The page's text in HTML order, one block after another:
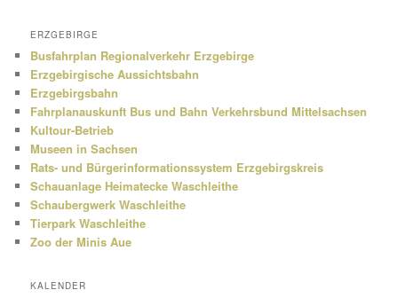
ERZGEBIRGE
Busfahrplan Regionalverkehr Erzgebirge
Erzgebirgische Aussichtsbahn
Erzgebirgsbahn
Fahrplanauskunft Bus und Bahn Verkehrsbund Mittelsachsen
Kultour-Betrieb
Museen in Sachsen
Rats- und Bürgerinformationssystem Erzgebirgskreis
Schauanlage Heimatecke Waschleithe
Schaubergwerk Waschleithe
Tierpark Waschleithe
Zoo der Minis Aue
KALENDER